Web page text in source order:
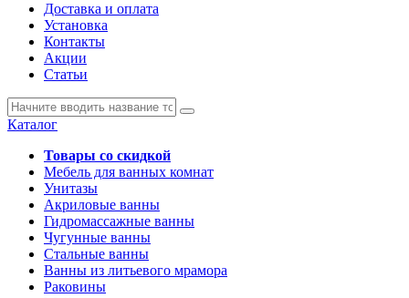
Доставка и оплата
Установка
Контакты
Акции
Статьи
Каталог
Товары со скидкой
Мебель для ванных комнат
Унитазы
Акриловые ванны
Гидромассажные ванны
Чугунные ванны
Стальные ванны
Ванны из литьевого мрамора
Раковины